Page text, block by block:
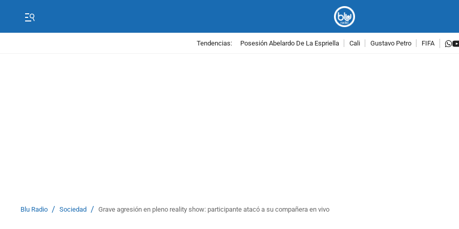
Tendencias: Posesión Abelardo De La Espriella Cali Gustavo Petro FIFA
Blu Radio / Sociedad / Grave agresión en pleno reality show: participante atacó a su compañera en vivo